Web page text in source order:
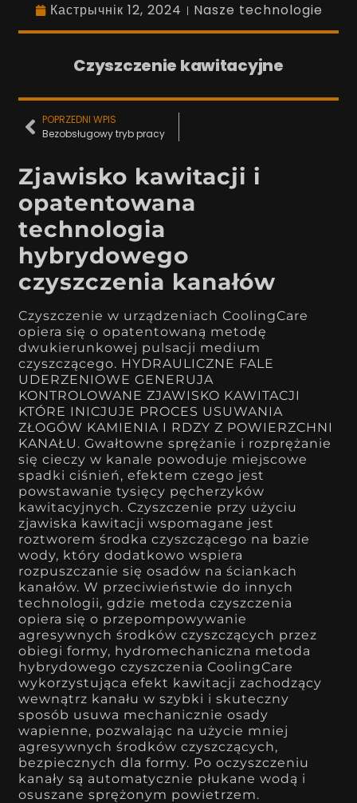
Кастрычнік 12, 2024 Nasze technologie
Czyszczenie kawitacyjne
POPRZEDNI WPIS
Bezobsługowy tryb pracy
Zjawisko kawitacji i
opatentowana
technologia
hybrydowego
czyszczenia kanałów
Czyszczenie w urządzeniach CoolingCare
opiera się o opatentowaną metodę
dwukierunkowej pulsacji medium
czyszczącego. HYDRAULICZNE FALE
UDERZENIOWE GENERUJA
KONTROLOWANE ZJAWISKO KAWITACJI
KTÓRE INICJUJE PROCES USUWANIA
ZŁOGÓW KAMIENIA I RDZY Z POWIERZCHNI
KANAŁU. Gwałtowne sprężanie i rozprężanie
się cieczy w kanale powoduje miejscowe
spadki ciśnień, efektem czego jest
powstawanie tysięcy pęcherzyków
kawitacyjnych. Czyszczenie przy użyciu
zjawiska kawitacji wspomagane jest
roztworem środka czyszczącego na bazie
wody, który dodatkowo wspiera
rozpuszczanie się osadów na ściankach
kanałów. W przeciwieństwie do innych
technologii, gdzie metoda czyszczenia
opiera się o przepompowywanie
agresywnych środków czyszczących przez
obiegi formy, hydromechaniczna metoda
hybrydowego czyszczenia CoolingCare
wykorzystująca efekt kawitacji zachodzący
wewnątrz kanału w szybki i skuteczny
sposób usuwa mechanicznie osady
wapienne, pozwalając na użycie mniej
agresywnych środków czyszczących,
bezpiecznych dla formy. Po oczyszczeniu
kanały są automatycznie płukane wodą i
osuszane sprężonym powietrzem.